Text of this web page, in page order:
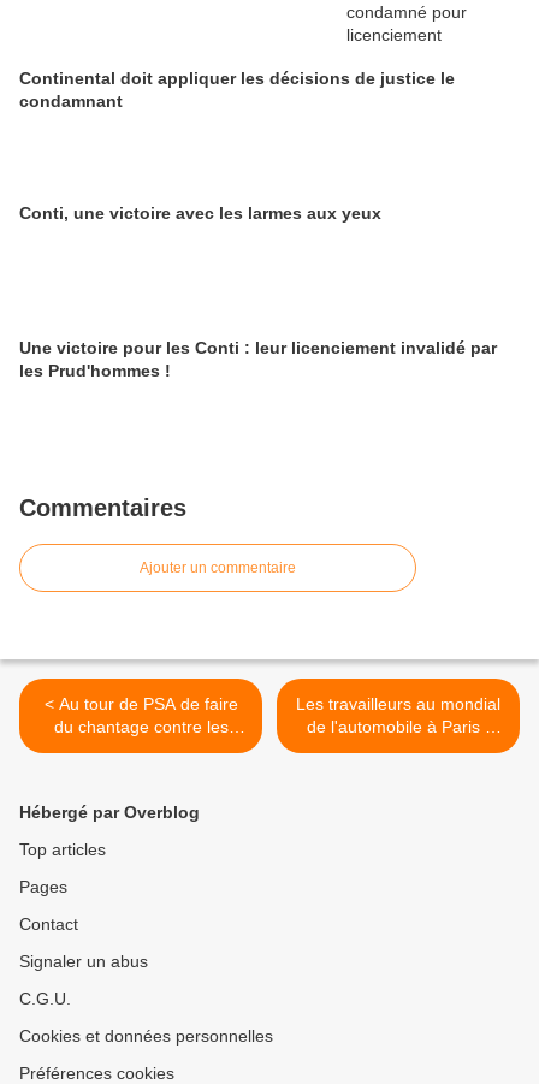
Continental doit appliquer les décisions de justice le
condamnant
Conti, une victoire avec les larmes aux yeux
Une victoire pour les Conti : leur licenciement invalidé par
les Prud'hommes !
Commentaires
Ajouter un commentaire
< Au tour de PSA de faire
du chantage contre les
salariés
Les travailleurs au mondial
de l'automobile à Paris :
des manifestations prévues
Hébergé par Overblog
Top articles
Pages
Contact
Signaler un abus
C.G.U.
Cookies et données personnelles
Préférences cookies